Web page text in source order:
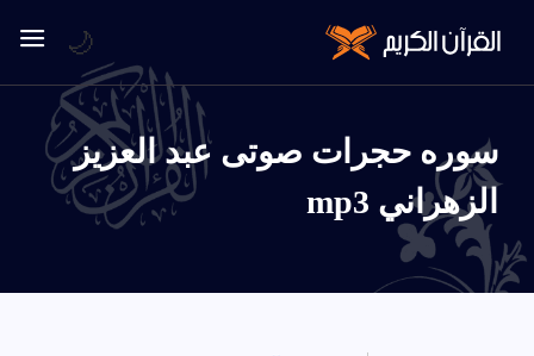
سوره حجرات صوتی عبد العزيز
الزهراني mp3
🌙